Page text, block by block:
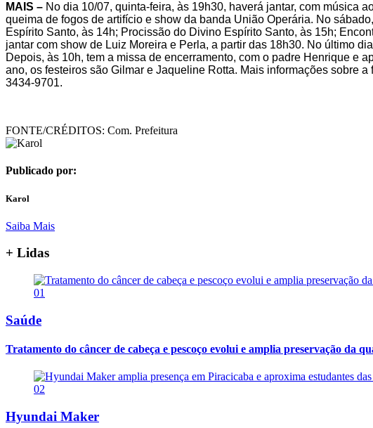
MAIS – No dia 10/07, quinta-feira, às 19h30, haverá jantar, com música
queima de fogos de artifício e show da banda União Operária. No
Espírito Santo, às 14h; Procissão do Divino Espírito Santo, às 15h;
jantar com show de Luiz Moreira e Perla, a partir das 18h30. No último
Depois, às 10h, tem a missa de encerramento, com o padre Henrique e
ano, os festeiros são Gilmar e Jaqueline Rotta. Mais informações sobre
3434-9701.
FONTE/CRÉDITOS: Com. Prefeitura
Publicado por:
Karol
Saiba Mais
+ Lidas
01
Saúde
Tratamento do câncer de cabeça e pescoço evolui e amplia preservação da
02
Hyundai Maker